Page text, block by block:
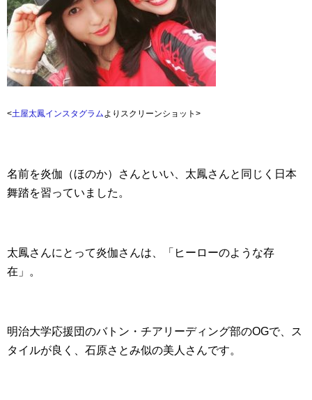
<土屋太鳳インスタグラムよりスクリーンショット>
名前を炎伽（ほのか）さんといい、太鳳さんと同じく日本
舞踏を習っていました。
太鳳さんにとって炎伽さんは、「ヒーローのような存
在」。
明治大学応援団のバトン・チアリーディング部のOGで、ス
タイルが良く、石原さとみ似の美人さんです。